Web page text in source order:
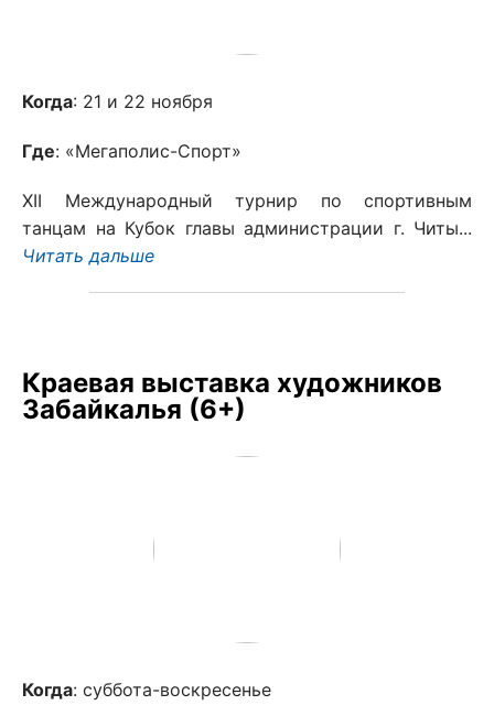
Когда: 21 и 22 ноября
Где: «Мегаполис-Спорт»
ХII Международный турнир по спортивным
танцам на Кубок главы администрации г. Читы...
Читать дальше
Краевая выставка художников
Забайкалья (6+)
Когда: суббота-воскресенье